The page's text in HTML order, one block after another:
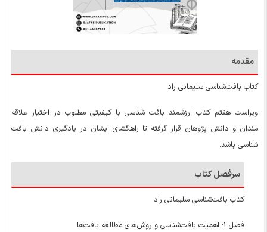
مقدمه
کتاب بافت‌شناسی سلیمانی راد
ویراست هفتم کتاب ارزشمند بافت شناسی با کیفیتی مطلوب در اختیار علاقه
مندان و دانش پژوهان قرار گرفته تا راهگشای ایشان در یادگیری دانش بافت
شناسی باشد.
سرفصل کتاب
کتاب بافت‌شناسی سلیمانی راد
فصل 1: اهمیت بافت‌شناسی و روش‌های مطالعه بافت‌ها